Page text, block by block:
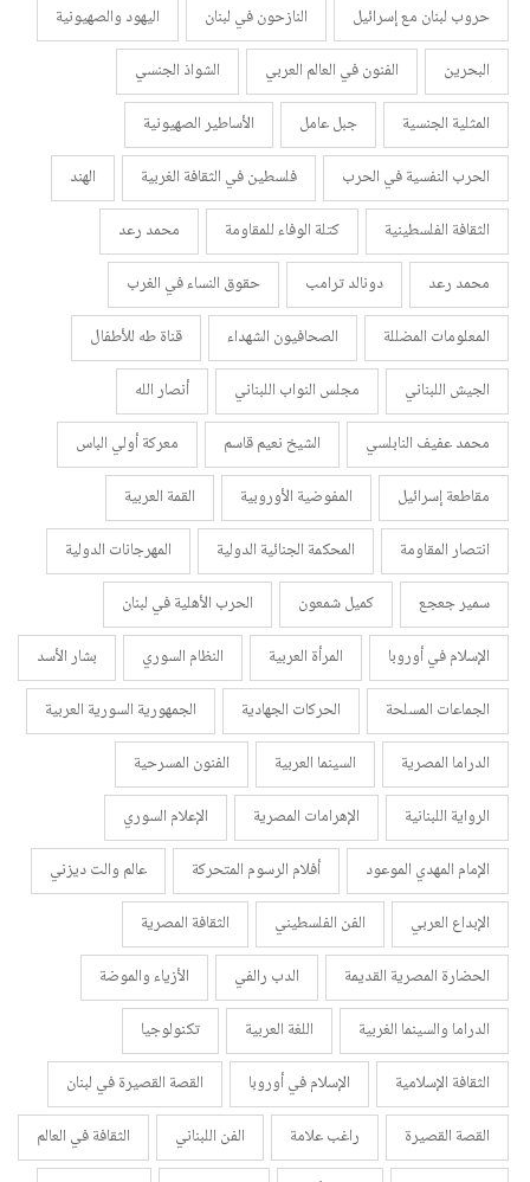
حروب لبنان مع إسرائيل
النازحون في لبنان
اليهود والصهيونية
البحرين
الفنون في العالم العربي
الشواذ الجنسي
المثلية الجنسية
جبل عامل
الأساطير الصهيونية
الحرب النفسية في الحرب
فلسطين في الثقافة الغربية
الهند
الثقافة الفلسطينية
كتلة الوفاء للمقاومة
محمد رعد
محمد رعد
دونالد ترامب
حقوق النساء في الغرب
المعلومات المضللة
الصحافيون الشهداء
قناة طه للأطفال
الجيش اللبناني
مجلس النواب اللبناني
أنصار الله
محمد عفيف النابلسي
الشيخ نعيم قاسم
معركة أولي الباس
مقاطعة إسرائيل
المفوضية الأوروبية
القمة العربية
انتصار المقاومة
المحكمة الجنائية الدولية
المهرجانات الدولية
سمير جعجع
كميل شمعون
الحرب الأهلية في لبنان
الإسلام في أوروبا
المرأة العربية النظام السوري
بشار الأسد
الجماعات المسلحة
الحركات الجهادية
الجمهورية السورية العربية
الدراما المصرية
السينما العربية
الفنون المسرحية
الرواية اللبنانية
الإهرامات المصرية
الإعلام السوري
الإمام المهدي الموعود
أفلام الرسوم المتحركة
عالم والت ديزني
الإبداع العربي
الفن الفلسطيني
الثقافة المصرية
الحضارة المصرية القديمة
الدب رالفي
الأزياء والموضة
الدراما والسينما الغربية
اللغة العربية
تكنولوجيا
الثقافة الإسلامية
الإسلام في أوروبا
القصة القصيرة في لبنان
القصة القصيرة
راغب علامة الفن اللبناني
الثقافة في العالم